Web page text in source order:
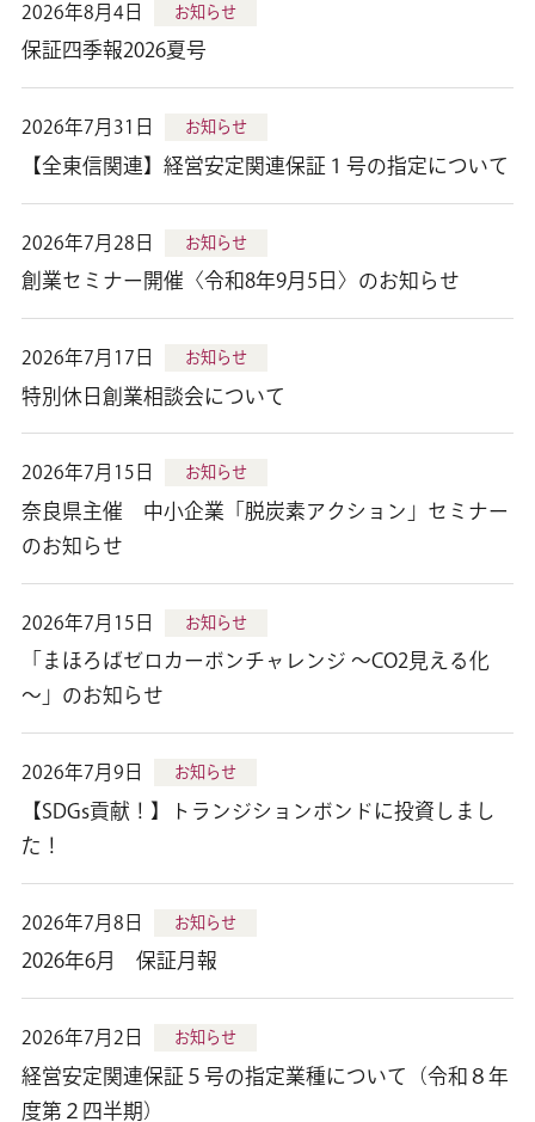
2026年8月4日 お知らせ
保証四季報2026夏号
2026年7月31日 お知らせ
【全東信関連】経営安定関連保証１号の指定について
2026年7月28日 お知らせ
創業セミナー開催〈令和8年9月5日〉のお知らせ
2026年7月17日 お知らせ
特別休日創業相談会について
2026年7月15日 お知らせ
奈良県主催 中小企業「脱炭素アクション」セミナー
のお知らせ
2026年7月15日 お知らせ
「まほろばゼロカーボンチャレンジ ～CO2見える化
～」のお知らせ
2026年7月9日 お知らせ
【SDGs貢献！】トランジションボンドに投資しまし
た！
2026年7月8日 お知らせ
2026年6月 保証月報
2026年7月2日 お知らせ
経営安定関連保証５号の指定業種について（令和８年
度第２四半期）